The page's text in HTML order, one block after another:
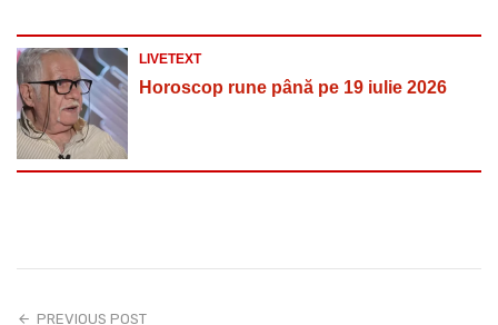
LIVETEXT
Horoscop rune până pe 19 iulie 2026
PREVIOUS POST